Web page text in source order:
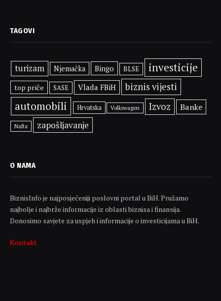
TAGOVI
turizam Njemačka Bingo BLSE investicije
top priče SASE Vlada FBiH biznis vijesti
automobili Hrvatska Volkswagen Izvoz Banke
Nafta zapošljavanje
O NAMA
BiznisInfo je najposjećeniji poslovni portal u BiH. Pružamo
najbolje i najbrže informacije iz oblasti biznisa i finansija.
Donosimo savjete za uspjeh i informacije o investicijama u BiH.
Kontakt